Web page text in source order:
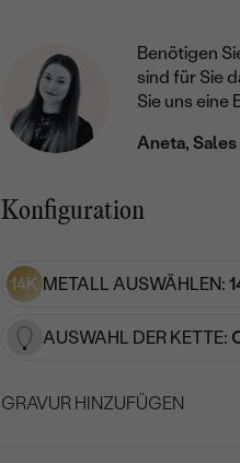
Benötigen
sind für Sie
Sie uns eine
Aneta,
Konfiguration
14K METALL AUSWÄHLEN:
AUSWAHL DER KETTE:
GRAVUR HINZUFÜGEN